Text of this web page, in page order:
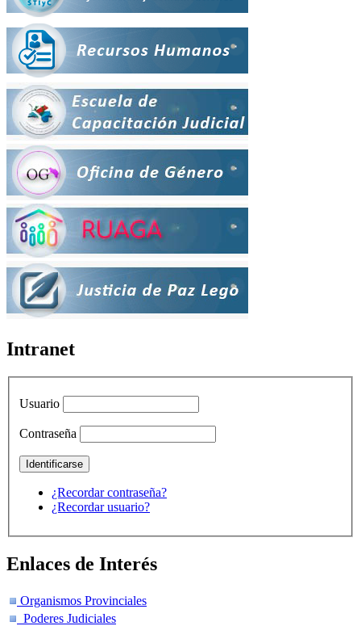
Intranet
Usuario
Contraseña
¿Recordar contraseña?
¿Recordar usuario?
Enlaces de Interés
Organismos Provinciales
Poderes Judiciales